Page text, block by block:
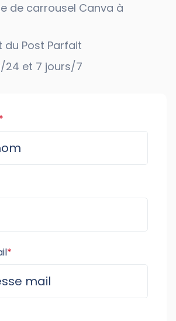
de carrousel Canva à
du Post Parfait
24 et 7 jours/7
*
*